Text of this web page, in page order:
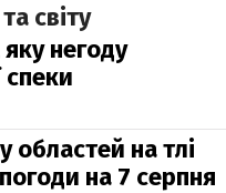
світу
негоду
спеки
областей на тлі
на 7 серпня